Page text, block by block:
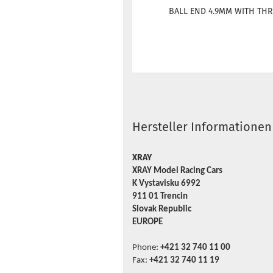
BALL END 4.9MM WITH
Hersteller Informationen
XRAY
XRAY Model Racing Cars
K Vystavisku 6992
911 01 Trencin
Slovak Republic
EUROPE
Phone: +421 32 740 11 00
Fax: +421 32 740 11 19